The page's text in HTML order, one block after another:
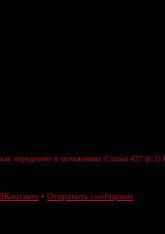
определено в положениях Статьи 437
• Отправить сообщение